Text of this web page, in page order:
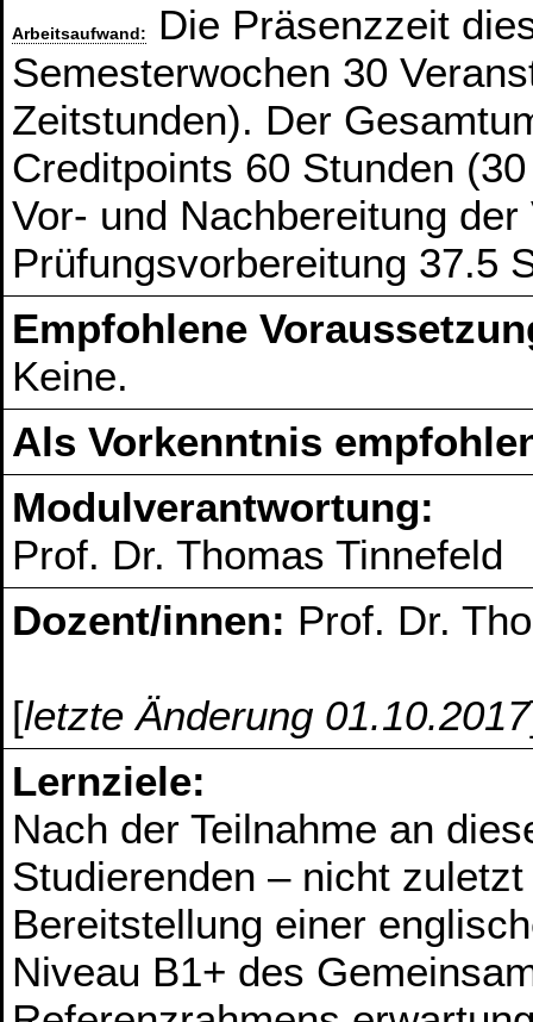
Arbeitsaufwand:
Die Präsenzzeit
Semesterwochen 30
Zeitstunden). Der
Creditpoints 60 Stunden
Vor- und Nachbereitung
Prüfungsvorbereitung 37.5
Empfohlene
Keine.
Als Vorkenntnis
Modulverantwortung:
Prof. Dr. Thomas Tinnefeld
Dozent/innen: Prof. Dr.
[letzte Änderung 01.10.2017
Lernziele:
Nach der Teilnahme an
Studierenden – nicht
Bereitstellung einer
Niveau B1+ des